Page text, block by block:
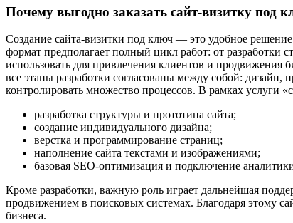
Почему выгодно заказать сайт-визитку под
Создание сайта-визитки под ключ — это удобное
формат предполагает полный цикл работ: от разработки
использовать для привлечения клиентов и
все этапы разработки согласованы между собой: дизайн,
контролировать множество процессов. В рамках услуги
разработка структуры и прототипа сайта;
создание индивидуального дизайна;
верстка и программирование страниц;
наполнение сайта текстами и изображениями;
базовая SEO‑оптимизация и подключение
Кроме разработки, важную роль играет дальнейшая
продвижением в поисковых системах. Благодаря этому
бизнеса.